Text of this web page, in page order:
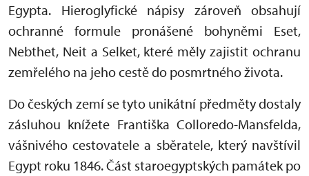
Egypta. Hieroglyfické nápisy zároveň obsahují
ochranné formule pronášené bohyněmi Eset,
Nebthet, Neit a Selket, které měly zajistit ochranu
zemřelého na jeho cestě do posmrtného života.
Do českých zemí se tyto unikátní předměty dostaly
zásluhou knížete Františka Colloredo-Mansfelda,
vášnivého cestovatele a sběratele, který navštívil
Egypt roku 1846. Část staroegyptských památek po